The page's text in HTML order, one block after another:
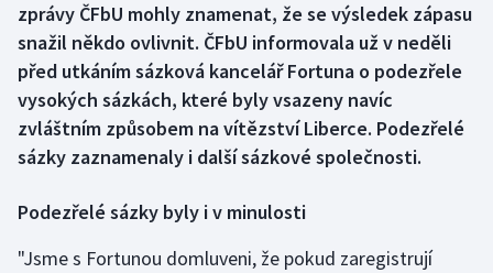
Florbal
Futsal
Golf
Gymnastika
Házená
zprávy ČFbU mohly znamenat, že se výsledek zápasu
snažil někdo ovlivnit. ČFbU informovala už v neděli
před utkáním sázková kancelář Fortuna o podezřele
vysokých sázkách, které byly vsazeny navíc
zvláštním způsobem na vítězství Liberce. Podezřelé
sázky zaznamenaly i další sázkové společnosti.
Podezřelé sázky byly i v minulosti
"Jsme s Fortunou domluveni, že pokud zaregistrují